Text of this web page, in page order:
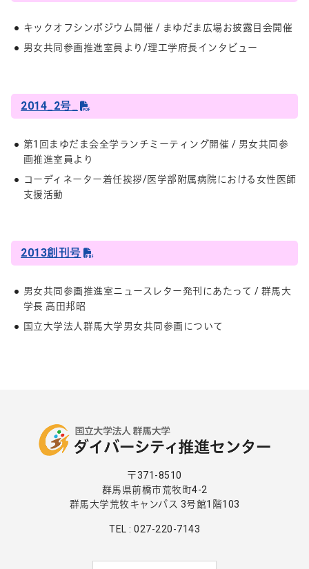
キックオフシンポジウム開催 / まゆだま広場お披露目会開催
男女共同参画推進室員より/理工学府長インタビュー
2014_2号_
第1回まゆだま会全学ランチミーティング開催 / 男女共同参
画推進室員より
コーディネーター着任挨拶/医学部附属病院における女性医師
支援活動
2013創刊号
男女共同参画推進室ニュースレター発刊にあたって / 群馬大
学長 高田邦昭
国立大学法人群馬大学男女共同参画について
〒371-8510
群馬県前橋市荒牧町4-2
群馬大学荒牧キャンパス 3号館1階103
TEL : 027-220-7143